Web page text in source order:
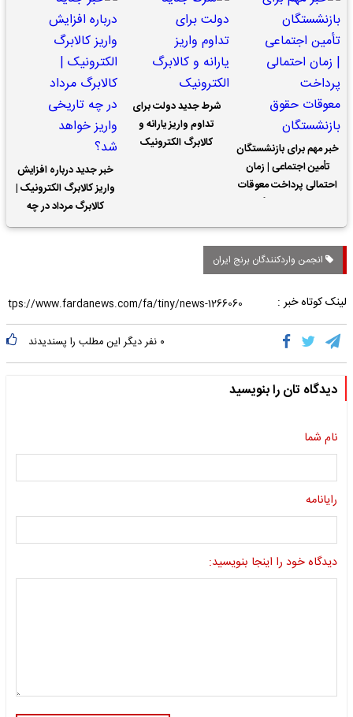
خبر مهم برای بازنشستگان
تأمین اجتماعی | زمان
احتمالی پرداخت معوقات
شرط جدید دولت برای
تداوم واریز یارانه و
کالابرگ الکترونیک
خبر جدید درباره افزایش
واریز کالابرگ الکترونیک |
کالابرگ مرداد در چه
تاریخی واریز خواهد شد؟
انجمن واردكنندگان برنج ايران
لینک کوتاه خبر :
۰ نفر دیگر این مطلب را پسندیدند
دیدگاه تان را بنویسید
نام شما
رایانامه
دیدگاه خود را اینجا بنویسید: